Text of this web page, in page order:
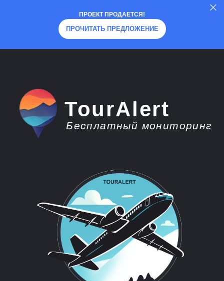
ПРОЕКТ ПРОДАЕТСЯ!
ПРОЧИТАТЬ ПРЕДЛОЖЕНИЕ
Сервис по
мониторингу цен
Запусти бесплатный мониторинг цен
на туры с уведомлением в Телеграм
плати меньше -
Бесплатный мониторинг